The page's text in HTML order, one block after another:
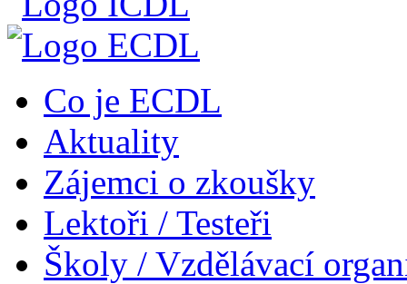
Co je ECDL
Aktuality
Zájemci o zkoušky
Lektoři / Testeři
Školy / Vzdělávací